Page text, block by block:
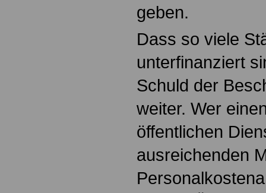
geben.
Dass so viele
unterfinanziert
Schuld der
weiter. Wer
öffentlichen
ausreichenden